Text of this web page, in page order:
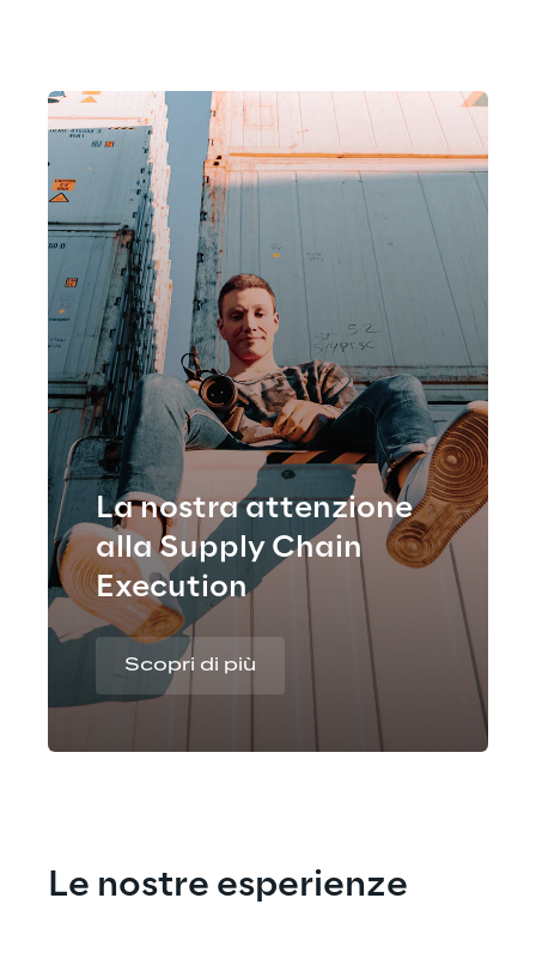
La nostra attenzione
alla Supply Chain
Execution
Scopri di più
Le nostre esperienze